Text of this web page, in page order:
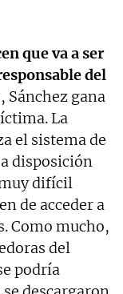
que va a ser
del
Sánchez gana
La
el sistema de
disposición
muy difícil
de acceder a
Como mucho,
del
podría